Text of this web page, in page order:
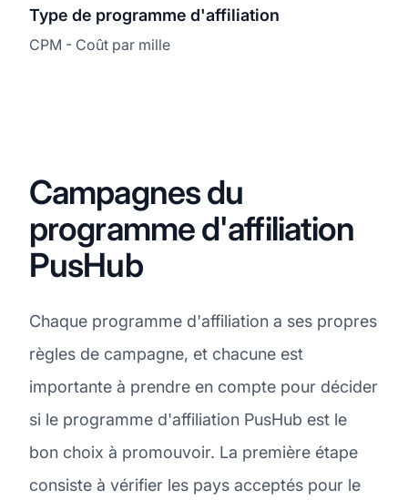
Type de programme d'affiliation
CPM - Coût par mille
Campagnes du
programme d'affiliation
PusHub
Chaque programme d'affiliation a ses propres
règles de campagne, et chacune est
importante à prendre en compte pour décider
si le programme d'affiliation PusHub est le
bon choix à promouvoir. La première étape
consiste à vérifier les pays acceptés pour le